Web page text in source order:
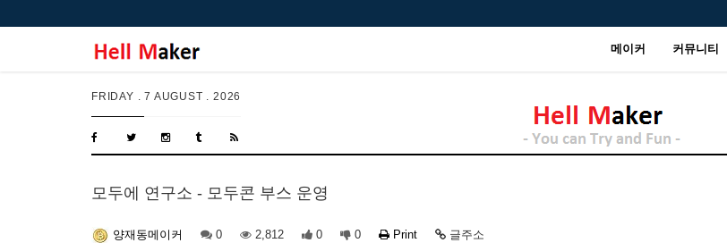
메이커 커뮤니티
FRIDAY .7 AUGUST . 2026
모두에 연구소 - 모두콘 부스 운영
양재동메이커 0 2,812 0 0 Print 글주소